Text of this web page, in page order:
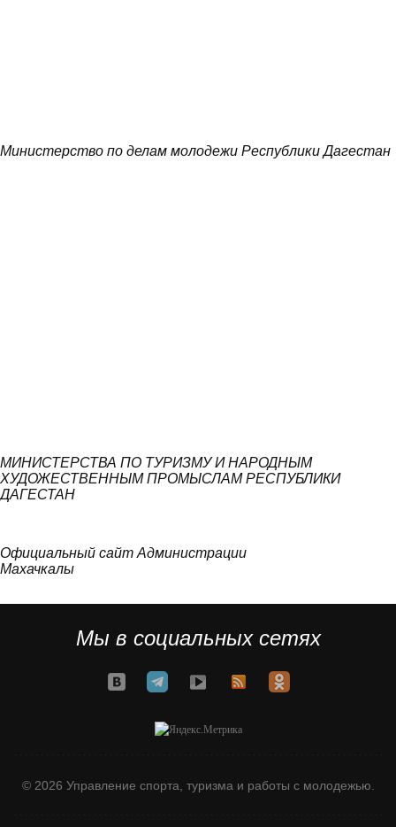
Министерство по делам молодежи Республики Дагестан
МИНИСТЕРСТВА ПО ТУРИЗМУ И НАРОДНЫМ
ХУДОЖЕСТВЕННЫМ ПРОМЫСЛАМ РЕСПУБЛИКИ
ДАГЕСТАН
Официальный сайт Администрации
Махачкалы
Мы в социальных сетях
© 2026 Управление спорта, туризма и работы с молодежью.